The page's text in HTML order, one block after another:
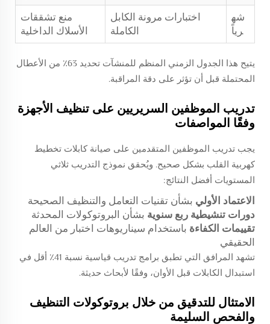
شه
رياً
اختبارات مرونة الكابل
الكاملة
منع تشققات
الأسلاك الداخلية
يتيح هذا الجدول الزمني المنظم للمنشآت تحديد 63٪ من الأعطال
المحتملة قبل أن تؤثر على دقة المراقبة.
تدريب الموظفين السريريين على تنظيف الأجهزة
وفقًا المواصفات
يجب تدريب الموظفين المتقدمين على صيانة كابلات تخطيط
كهربية القلب بشكل صحيح. ويُحقق نموذج التدريب ثلاثي
المستويات أفضل النتائج:
الاعتماد الأولي بشأن تقنيات التعامل والتنظيف الصحيحة
دورات تنشيطية ربع سنوية بشأن البروتوكولات المحدثة
تقييمات الكفاءة باستخدام سيناريوهات اختبار من العالم
الحقيقي
تشهد المرافق التي تطبق برامج تدريب قياسية نسبة 41٪ أقل في
استبدال الكابلات قبل الأوان، وفقًا لأبحاث حديثة.
الامتثال للتدقيق من خلال بروتوكولات التنظيف
والفحص السليمة